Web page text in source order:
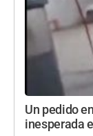
Un pedido
inesperada